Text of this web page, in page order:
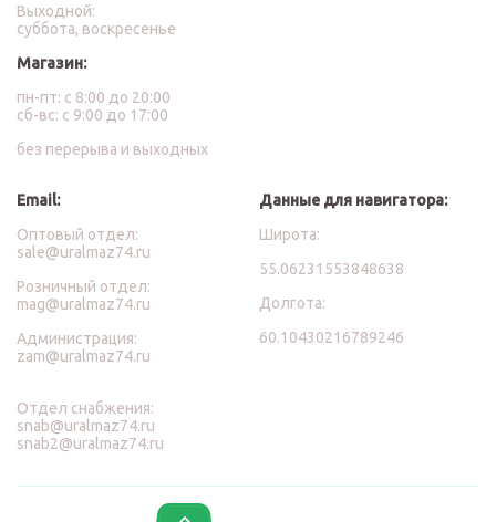
Выходной:
суббота, воскресенье
Магазин:
пн-пт: с 8:00 до 20:00
сб-вс: с 9:00 до 17:00
без перерыва и выходных
Email:
Оптовый отдел:
sale@uralmaz74.ru
Розничный отдел:
mag@uralmaz74.ru
Администрация:
zam@uralmaz74.ru
Отдел снабжения:
snab@uralmaz74.ru
snab2@uralmaz74.ru
Данные для навигатора:
Широта:
55.06231553848638
Долгота:
60.10430216789246